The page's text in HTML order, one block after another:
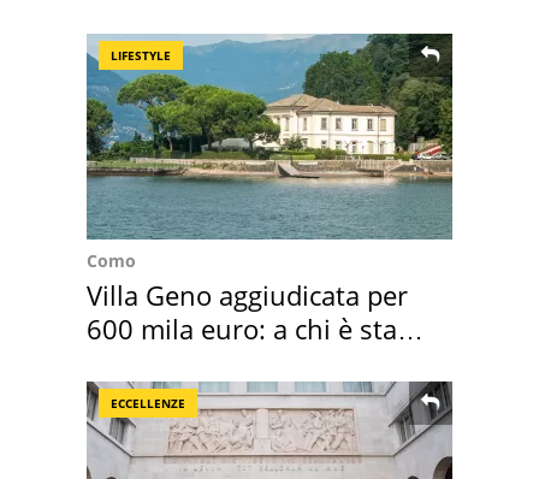
LIFESTYLE
Como
Villa Geno aggiudicata per
600 mila euro: a chi è stata
ECCELLENZE